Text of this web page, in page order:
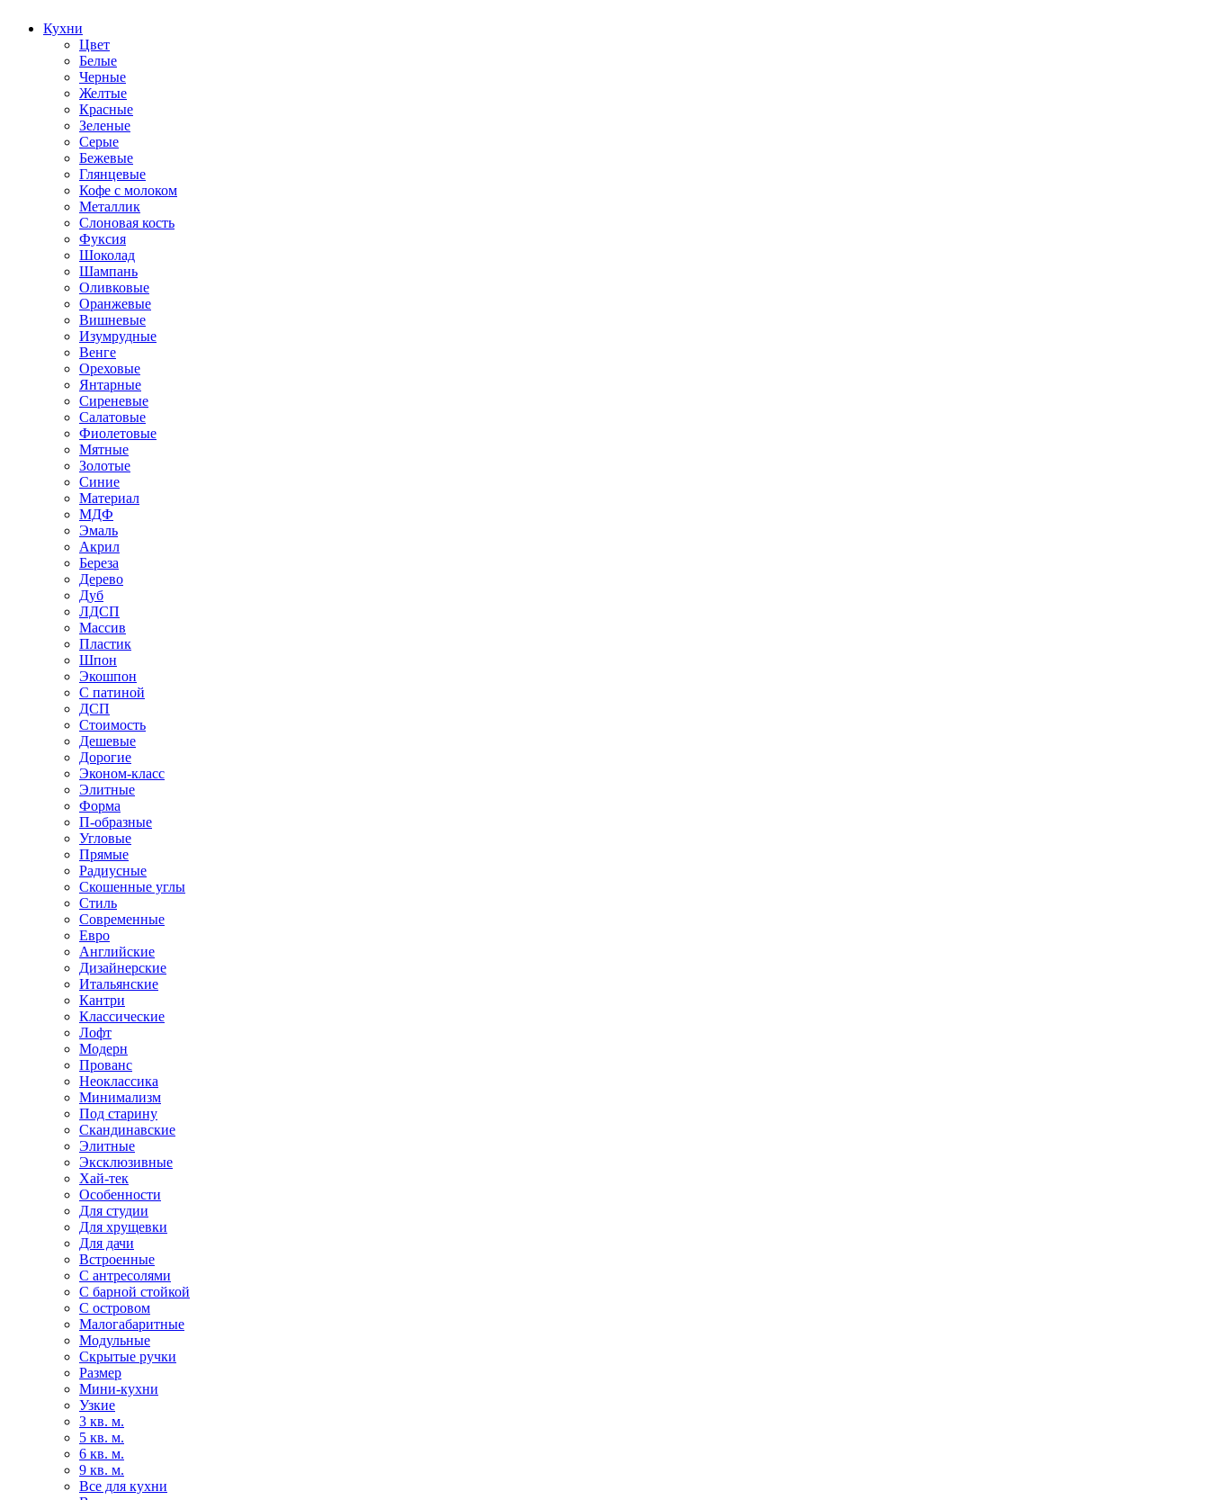
Кухни
Цвет
Белые
Черные
Желтые
Красные
Зеленые
Серые
Бежевые
Глянцевые
Кофе с молоком
Металлик
Слоновая кость
Фуксия
Шоколад
Шампань
Оливковые
Оранжевые
Вишневые
Изумрудные
Венге
Ореховые
Янтарные
Сиреневые
Салатовые
Фиолетовые
Мятные
Золотые
Синие
Материал
МДФ
Эмаль
Акрил
Береза
Дерево
Дуб
ЛДСП
Массив
Пластик
Шпон
Экошпон
С патиной
ДСП
Стоимость
Дешевые
Дорогие
Эконом-класс
Элитные
Форма
П-образные
Угловые
Прямые
Радиусные
Скошенные углы
Стиль
Современные
Евро
Английские
Дизайнерские
Итальянские
Кантри
Классические
Лофт
Модерн
Прованс
Неоклассика
Минимализм
Под старину
Скандинавские
Элитные
Эксклюзивные
Хай-тек
Особенности
Для студии
Для хрущевки
Для дачи
Встроенные
С антресолями
С барной стойкой
С островом
Малогабаритные
Модульные
Скрытые ручки
Размер
Мини-кухни
Узкие
3 кв. м.
5 кв. м.
6 кв. м.
9 кв. м.
Все для кухни